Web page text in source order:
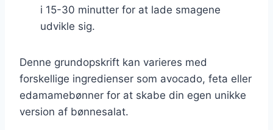
i 15-30 minutter for at lade smagene
udvikle sig.
Denne grundopskrift kan varieres med
forskellige ingredienser som avocado, feta eller
edamamebønner for at skabe din egen unikke
version af bønnesalat.